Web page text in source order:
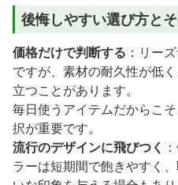
後悔しやすい選び方と
価格だけで判断する ：リー
ですが、素材の耐久性が低
立つことがあります。
毎日使うアイテムだからこ
択が重要です。
流行のデザインに飛びつく
ラーは短期間で飽きやすく